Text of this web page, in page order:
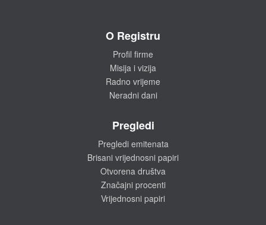
O Registru
Profil firme
Misija i vizija
Radno vrijeme
Neradni dani
Pregledi
Pregledi emitenata
Brisani vrijednosni papiri
Otvorena društva
Značajni procenti
Vrijednosni papiri